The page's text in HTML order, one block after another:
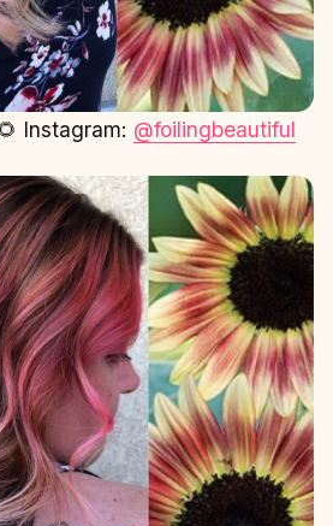
Instagram: @foilingbeautiful